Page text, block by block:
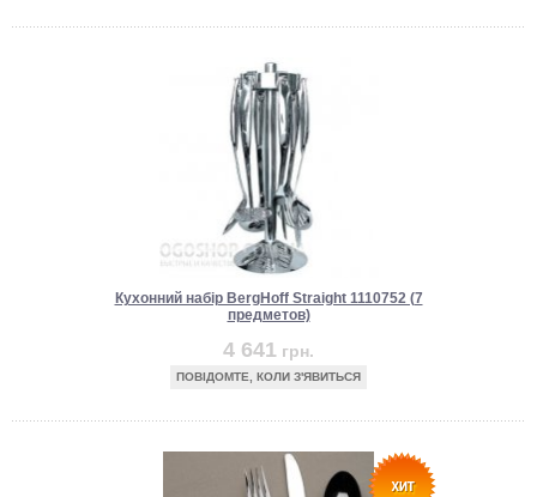
Кухонний набір BergHoff Straight 1110752 (7
предметов)
4 641 грн.
ПОВІДОМТЕ, КОЛИ З'ЯВИТЬСЯ